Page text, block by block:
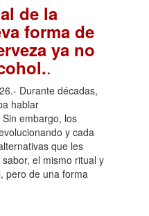
de la
forma de
ya no
.
Durante décadas,
hablar
embargo, los
y cada
que les
el mismo ritual y
pero de una forma